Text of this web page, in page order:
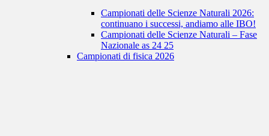
Campionati delle Scienze Naturali 2026:
continuano i successi, andiamo alle IBO!
Campionati delle Scienze Naturali – Fase
Nazionale as 24 25
Campionati di fisica 2026